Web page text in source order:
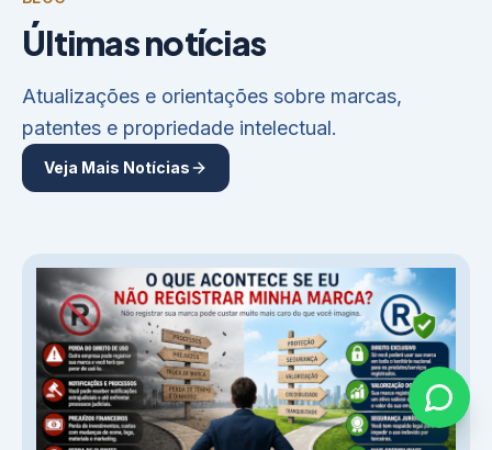
Últimas notícias
Atualizações e orientações sobre marcas,
patentes e propriedade intelectual.
Veja Mais Notícias